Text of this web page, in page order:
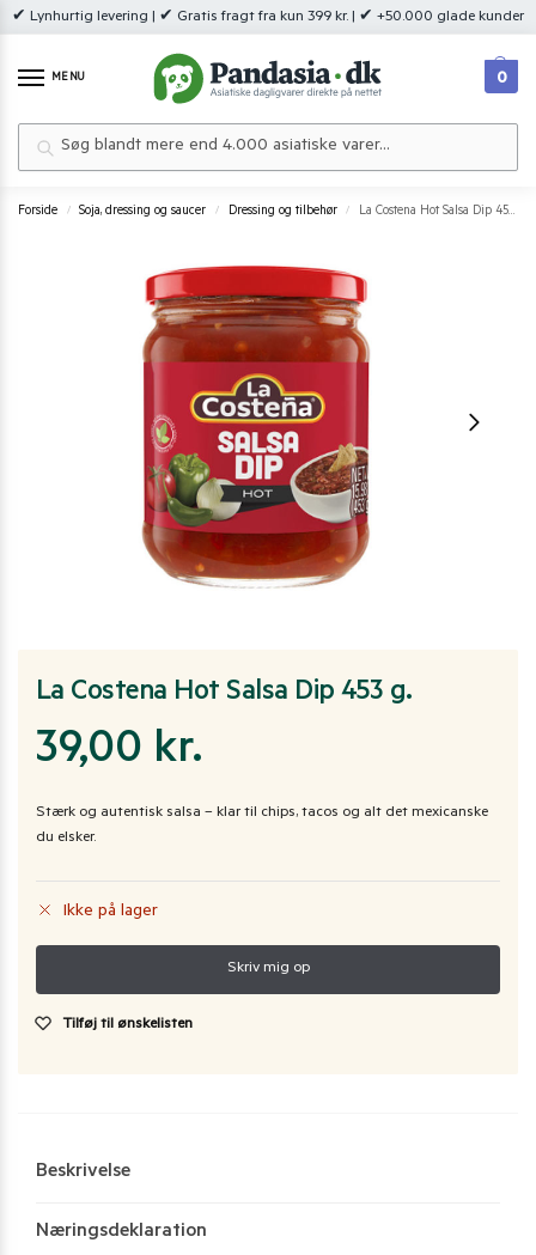
✔ Lynhurtig levering | ✔ Gratis fragt fra kun 399 kr. | ✔ +50.000 glade kunder
MENU 0
Forside / Soja, dressing og saucer / Dressing og tilbehør / La Costena Hot Salsa Dip 453 g.
La Costena Hot Salsa Dip 453 g.
39,00 kr.
Stærk og autentisk salsa – klar til chips, tacos og alt det mexicanske
du elsker.
Ikke på lager
Tilføj til ønskelisten
Beskrivelse
Næringsdeklaration